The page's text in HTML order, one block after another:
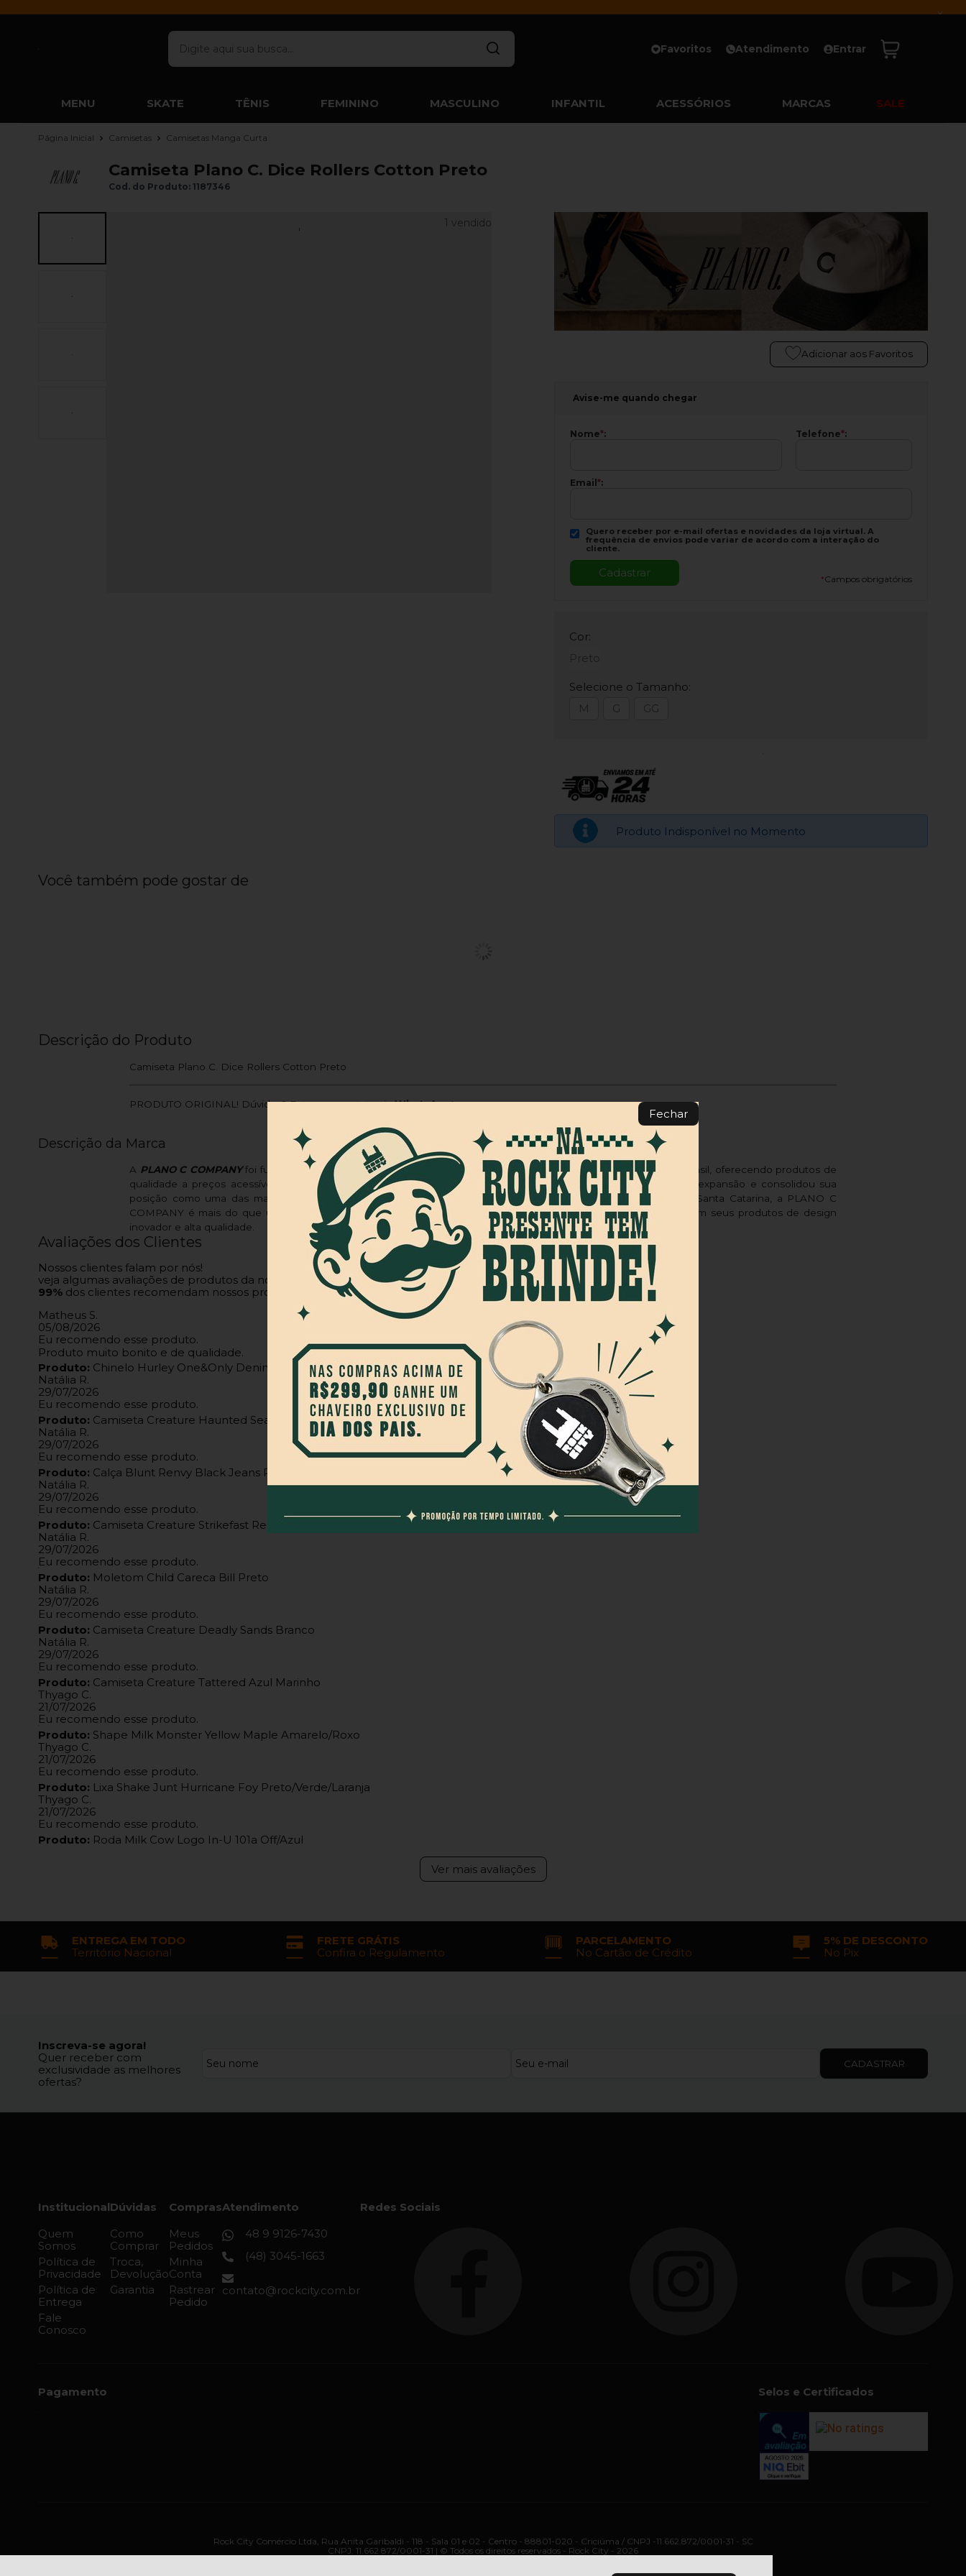
x
Favoritos Atendimento Entrar
MENU SKATE TÊNIS FEMININO MASCULINO INFANTIL ACESSÓRIOS MARCAS SALE
Página Inicial Camisetas Camisetas Manga Curta
Camiseta Plano C. Dice Rollers Cotton Preto
Cod. do Produto: 1187346
1 vendido
Adicionar aos Favoritos
Avise-me quando chegar
Nome*: Telefone*:
Email *:
Quero receber por e-mail ofertas e novidades da loja virtual. A
frequência de envios pode variar de acordo com a interação do
cliente.
*Campos obrigatórios
Cor:
Preto
Selecione o Tamanho:
M
G GG
Produto Indisponível no Momento
Você também pode gostar de
Descrição do Produto
Camiseta Plano C. Dice Rollers Cotton Preto
PRODUTO ORIGINAL! Dúvidas? Entre em contato viaWhatsApp!
Descrição da Marca
A PLANO C COMPANYfoi fundada em 2016 por Caio Vieira com o objetivo de fortalecer o mercado de skate no Brasil, oferecendo produtos de
qualidade a preços acessíveis. Em 2021, a marca se uniu ao Grupo EZ (Elemento Zero), o que impulsionou sua expansão e consolidou sua
posição como uma das mais procuradas por lojistas e consumidores em todo o país. Com sede em Brusque, Santa Catarina, a PLANO C
COMPANY é mais do que uma marca de skate: ela representa um estilo de vida urbano e autêntico, refletido em seus produtos de design
inovador e alta qualidade.
Avaliações dos Clientes
Nossos clientes falam por nós!
veja algumas avaliações de produtos da nossa loja.
99% dos clientes recomendam nossos produtos
Matheus S.
05/08/2026
Eu recomendo esse produto.
Produto muito bonito e de qualidade.
Produto: Chinelo Hurley One&Only Denim Azul/Branco
Natália R.
29/07/2026
Eu recomendo esse produto.
Produto: Camiseta Creature Haunted Sea Ss Vermelho
Natália R.
29/07/2026
Eu recomendo esse produto.
Produto: Calça Blunt Renvy Black Jeans Preto
Natália R.
29/07/2026
Eu recomendo esse produto.
Produto: Camiseta Creature Strikefast Relic Front Preto
Natália R.
29/07/2026
Eu recomendo esse produto.
Produto: Moletom Child Careca Bill Preto
Natália R.
29/07/2026
Eu recomendo esse produto.
Produto: Camiseta Creature Deadly Sands Branco
Natália R.
29/07/2026
Eu recomendo esse produto.
Produto: Camiseta Creature Tattered Azul Marinho
Thyago C.
21/07/2026
Eu recomendo esse produto.
Produto: Shape Milk Monster Yellow Maple Amarelo/Roxo
Thyago C.
21/07/2026
Eu recomendo esse produto.
Produto: Lixa Shake Junt Hurricane Foy Preto/Verde/Laranja
Thyago C.
21/07/2026
Eu recomendo esse produto.
Produto: Roda Milk Cow Logo In-U 101a Off/Azul
Ver mais avaliações
ENTREGA EM TODO
Território Nacional
FRETE GRÁTIS
Confira o Regulamento
PARCELAMENTO
No Cartão de Crédito
5% DE DESCONTO
No Pix
Inscreva-se agora!
Quer receber com
exclusividade as melhores
ofertas?
CADASTRAR
Institucional
Quem
Somos
Política de
Privacidade
Política de
Entrega
Fale
Conosco
Dúvidas
Como
Comprar
Troca,
Devolução
Garantia
Compras
Meus
Pedidos
Minha
Conta
Rastrear
Pedido
Atendimento
48 9 9126-7430
(48) 3045-1663
contato@rockcity.com.br
Redes Sociais
Pagamento Selos e Certificados
Rock City Comércio Ltda, Rua Anita Garibaldi - 118 - Sala 01 e 02 - Centro - 88801-020 - Criciúma / CNPJ -11.662.872/0001-31 - SC
CNPJ: 11.662.872/0001-31 | © Todos os direitos reservados - Rock City - 2026
Fechar